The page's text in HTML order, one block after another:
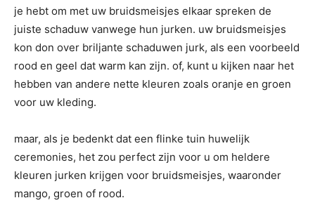
je hebt om met uw bruidsmeisjes elkaar spreken de
juiste schaduw vanwege hun jurken. uw bruidsmeisjes
kon don over briljante schaduwen jurk, als een voorbeeld
rood en geel dat warm kan zijn. of, kunt u kijken naar het
hebben van andere nette kleuren zoals oranje en groen
voor uw kleding.
maar, als je bedenkt dat een flinke tuin huwelijk
ceremonies, het zou perfect zijn voor u om heldere
kleuren jurken krijgen voor bruidsmeisjes, waaronder
mango, groen of rood.